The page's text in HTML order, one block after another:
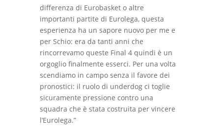
differenza di Eurobasket o altre
importanti partite di Eurolega, questa
esperienza ha un sapore nuovo per me e
per Schio: era da tanti anni che
rincorrevamo queste Final 4 quindi è un
orgoglio finalmente esserci. Per una volta
scendiamo in campo senza il favore dei
pronostici: il ruolo di underdog ci toglie
sicuramente pressione contro una
squadra che è stata costruita per vincere
l’Eurolega.”